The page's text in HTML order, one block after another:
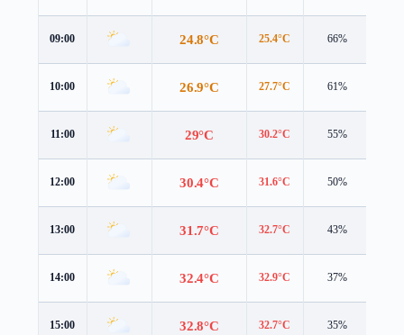
09:00 24.8°C 25.4°C 66%
10:00 26.9°C 27.7°C 61%
11:00 29°C 30.2°C 55%
12:00 30.4°C 31.6°C 50%
13:00 31.7°C 32.7°C 43%
14:00 32.4°C 32.9°C 37%
15:00 32.8°C 32.7°C 35%